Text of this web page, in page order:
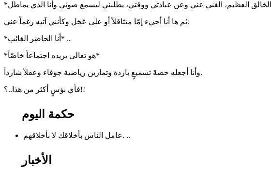
ثم ها أنا أجيء إمّا متثاقلاً أو على عَجَل وكأنني آتيه رغماً عني.
*أنا الحاضر الغائب* ..
*هو تعالى يريده اجتماعاً خاصّاً*
وأنا أجعله حصةَ تسميعٍ باردة وتمارين رياضية جوفاء وعقلاً شارداً.
فأي بؤسٍ أكثر من هذا..؟!!
حكمة اليوم
عامل الناس بأخلاقك لا بأخلاقهم. ..
الأخبار